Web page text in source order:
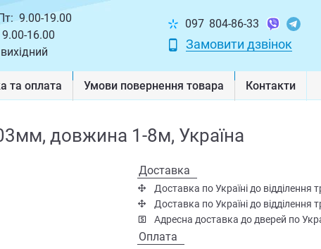
9.00-19.00
16.00
097 804-86-33
Замовити дзвінок
та оплата Умови повернення товарa Контакти
довжина 1-8м, Україна
Доставка
Доставка по Україні до відділення
Доставка по Україні до відділення
Адресна доставка до дверей по
Оплата